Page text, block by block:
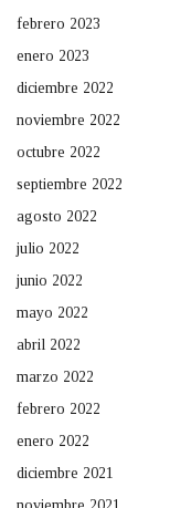
febrero 2023
enero 2023
diciembre 2022
noviembre 2022
octubre 2022
septiembre 2022
agosto 2022
julio 2022
junio 2022
mayo 2022
abril 2022
marzo 2022
febrero 2022
enero 2022
diciembre 2021